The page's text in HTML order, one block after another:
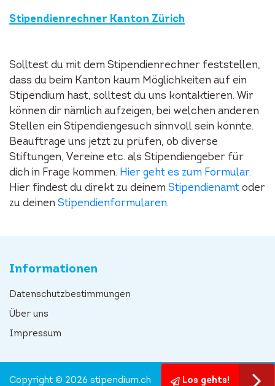
Stipendienrechner Kanton Zürich
Solltest du mit dem Stipendienrechner feststellen,
dass du beim Kanton kaum Möglichkeiten auf ein
Stipendium hast, solltest du uns kontaktieren. Wir
können dir nämlich aufzeigen, bei welchen anderen
Stellen ein Stipendiengesuch sinnvoll sein könnte.
Beauftrage uns jetzt zu prüfen, ob diverse
Stiftungen, Vereine etc. als Stipendiengeber für
dich in Frage kommen. Hier geht es zum Formular.
Hier findest du direkt zu deinem Stipendienamt oder
zu deinen Stipendienformularen.
Informationen
Datenschutzbestimmungen
Über uns
Impressum
Los gehts!
Copyright © 2026 stipendium.ch